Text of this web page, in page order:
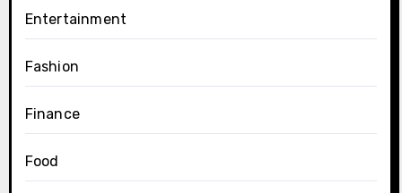
Entertainment
Fashion
Finance
Food